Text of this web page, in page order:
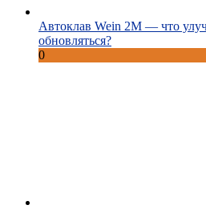
Автоклав Wein 2M — что
обновляться?
0